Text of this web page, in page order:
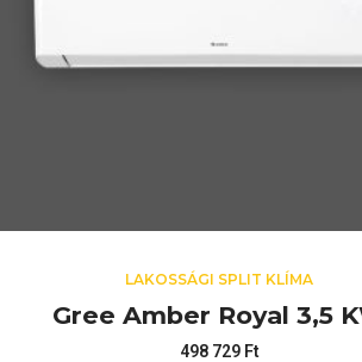
LAKOSSÁGI SPLIT KLÍMA
Gree Amber Royal 3,5
498 729 Ft